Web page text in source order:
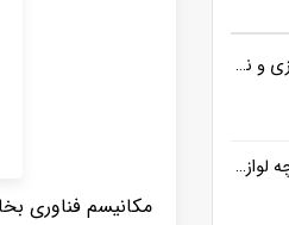
مکانیسم فناوری
آشپزخانه های امروزی و نیاز به ابزارهای هوشمندتر
آشپزخانه مدرن با چه لوازمی کامل می شود؟